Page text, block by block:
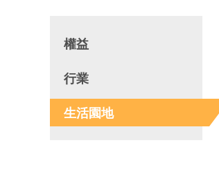
權益
行業
生活園地